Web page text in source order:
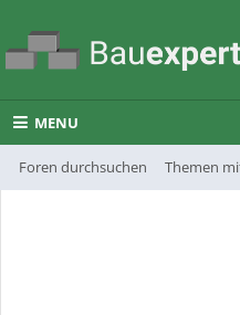
MENU
Foren durchsuchen Themen